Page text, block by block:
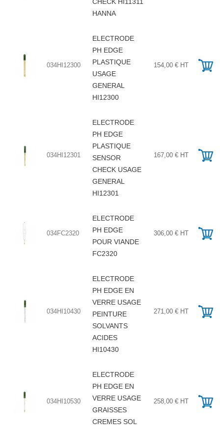
HANNA
034HI12300
ELECTRODE
PH EDGE
PLASTIQUE
USAGE
GENERAL
HI12300
154,00 € HT
034HI12301
ELECTRODE
PH EDGE
PLASTIQUE
SENSOR
CHECK USAGE
GENERAL
HI12301
167,00 € HT
034FC2320
ELECTRODE
PH EDGE
POUR VIANDE
FC2320
306,00 € HT
034HI10430
ELECTRODE
PH EDGE EN
VERRE USAGE
PEINTURE
SOLVANTS
ACIDES
HI10430
271,00 € HT
034HI10530
ELECTRODE
PH EDGE EN
VERRE USAGE
GRAISSES
CREMES SOL
258,00 € HT